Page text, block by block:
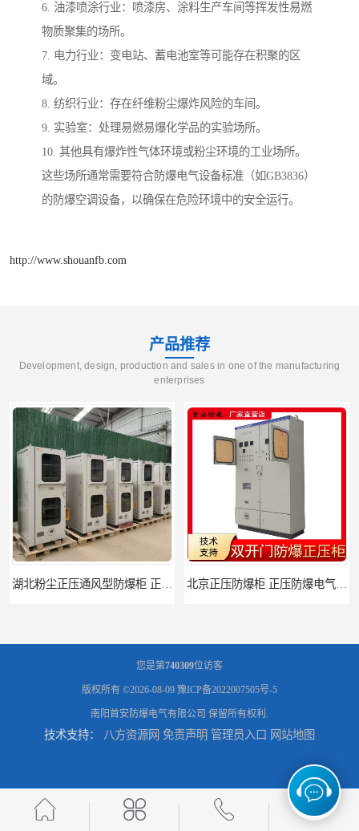
6. 油漆喷涂行业：喷漆房、涂料生产车间等挥发性易燃
物质聚集的场所。
7. 电力行业：变电站、蓄电池室等可能存在积聚的区
域。
8. 纺织行业：存在纤维粉尘爆炸风险的车间。
9. 实验室：处理易燃易爆化学品的实验场所。
10. 其他具有爆炸性气体环境或粉尘环境的工业场所。
这些场所通常需要符合防爆电气设备标准（如GB3836）
的防爆空调设备，以确保在危险环境中的安全运行。
http://www.shouanfb.com
产品推荐
Development, design, production and sales in one of the manufacturing
enterprises
深圳正压型防爆电箱 正压防爆电气箱 安全便捷好操作 湖南防爆柜式空调机 大功率防爆空调 耗能小
您是第740309位访客
版权所有 ©2026-08-09 豫ICP备2022007505号-5
南阳首安防爆电气有限公司 保留所有权利.
技术支持： 八方资源网 免责声明 管理员入口 网站地图